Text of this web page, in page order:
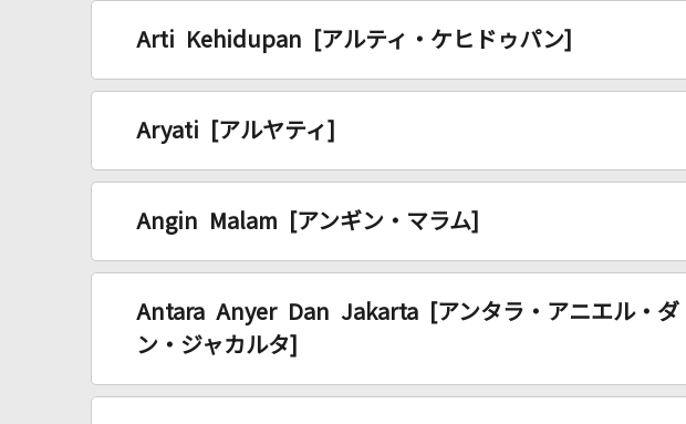
Arti Kehidupan [アルティ・ケヒドゥパン]
Aryati [アルヤティ]
Angin Malam [アンギン・マラム]
Antara Anyer Dan Jakarta [アンタラ・アニエル・ダ
ン・ジャカルタ]